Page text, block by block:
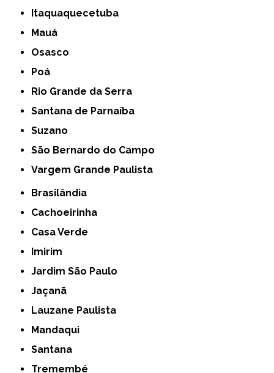
Itaquaquecetuba
Mauá
Osasco
Poá
Rio Grande da Serra
Santana de Parnaíba
Suzano
São Bernardo do Campo
Vargem Grande Paulista
Brasilândia
Cachoeirinha
Casa Verde
Imirim
Jardim São Paulo
Jaçanã
Lauzane Paulista
Mandaqui
Santana
Tremembé